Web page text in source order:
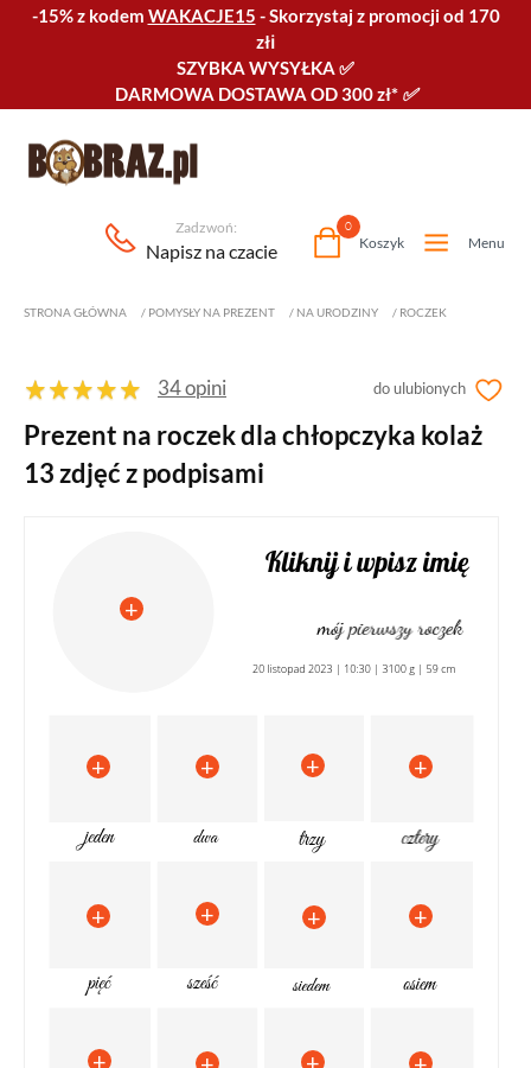
-15% z kodem WAKACJE15 -Skorzystaj z promocji od 170
złℹ️
SZYBKA WYSYŁKA ✅
DARMOWA DOSTAWA OD 300 zł* ✅
Zadzwoń:
Napisz na czacie Koszyk
0
Menu
STRONA GŁÓWNA / POMYSŁY NA PREZENT / NA URODZINY / ROCZEK
do ulubionych
34 opini
Prezent na roczek dla chłopczyka kolaż
13 zdjęć z podpisami